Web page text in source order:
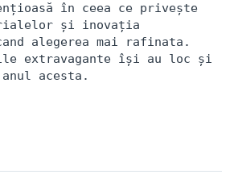
în ceea ce privește
și inovația
alegerea mai rafinata.
extravagante își au loc și
acesta.